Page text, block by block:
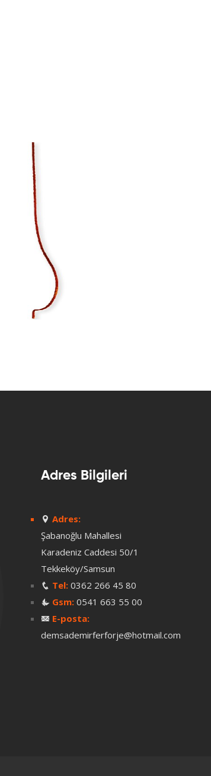
Adres Bilgileri
Adres:
Şabanoğlu Mahallesi
Karadeniz Caddesi 50/1
Tekkeköy/Samsun
Tel: 0362 266 45 80
Gsm: 0541 663 55 00
E-posta:
demsademirferforje@hotmail.com